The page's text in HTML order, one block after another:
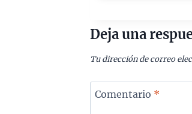
Deja una
Tu dirección de correo
Comentario *